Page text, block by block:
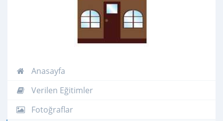
Anasayfa
Verilen Eğitimler
Fotoğraflar